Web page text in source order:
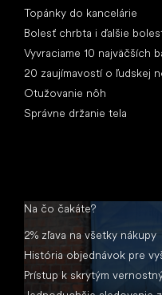
Topánky do kancelárie
Bolesť chrbta i ďalšie
Vyvraciame 10 najväčších
20 zaujímavostí o ľudskej
Otužovanie nôh
Správne držanie tela
Na čo čakáte?
2% zľava na všetky nákupy
História objednávok pre
Prístup k skrytým